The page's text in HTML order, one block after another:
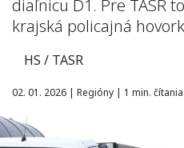
diaľnicu D1. Pre TASR
krajská policajná
HS / TASR
02. 01. 2026 | Regióny | 1 min. čítania